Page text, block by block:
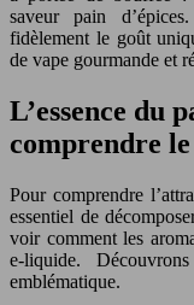
saveur pain
fidèlement le goût
de vape gourmande et
L’essence du
comprendre
Pour comprendre
essentiel de
voir comment les
e-liquide.
emblématique.